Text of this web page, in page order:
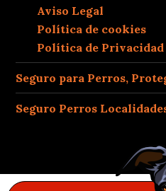
Aviso Legal
Política de cookies
Política de Privacidad
Seguro para Perros,
Seguro Perros